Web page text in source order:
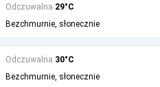
Odczuwalna 29°C
Bezchmurnie, słonecznie
Odczuwalna 30°C
Bezchmurnie, słonecznie